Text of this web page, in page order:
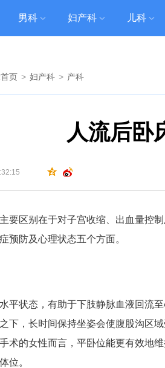
男科 妇产科 儿科
页 > 妇产科 > 产科
人流后卧
要区别在于对子宫收缩、出血量控
预防及心理状态五个方面。
平状态，有助于下肢静脉血液回流
下，长时间保持坐姿会使腹股沟区
术的女性而言，平卧位能更有效地
位。